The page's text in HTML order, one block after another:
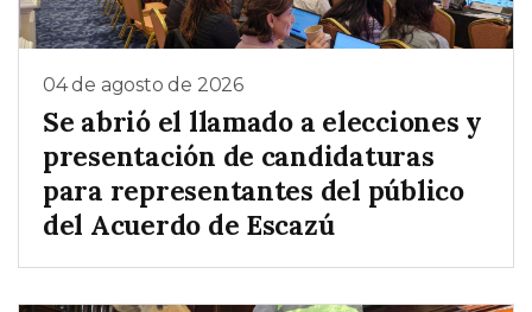
04 de agosto de 2026
Se abrió el llamado a elecciones y
presentación de candidaturas
para representantes del público
del Acuerdo de Escazú